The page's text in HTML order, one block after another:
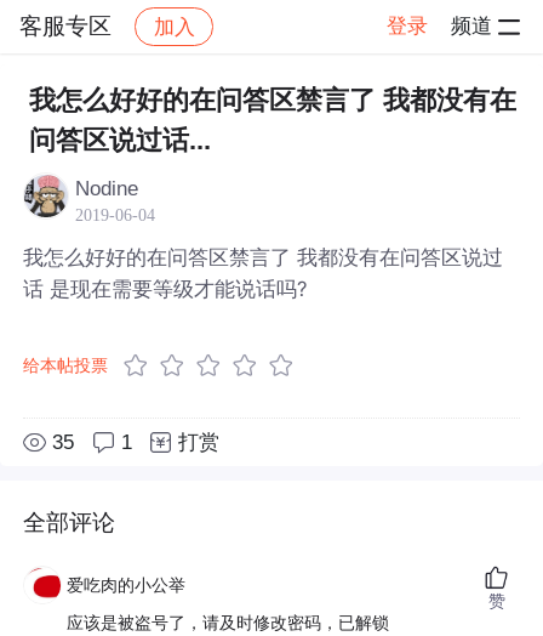
客服专区 加入 登录 频道
社区 客服专区 帖子详情
我怎么好好的在问答区禁言了 我都没有在
问答区说过话...
Nodine
2019-06-04
我怎么好好的在问答区禁言了 我都没有在问答区说过
话 是现在需要等级才能说话吗?
给本帖投票
35 1 打赏
全部评论
爱吃肉的小公举
应该是被盗号了，请及时修改密码，已解锁
赞